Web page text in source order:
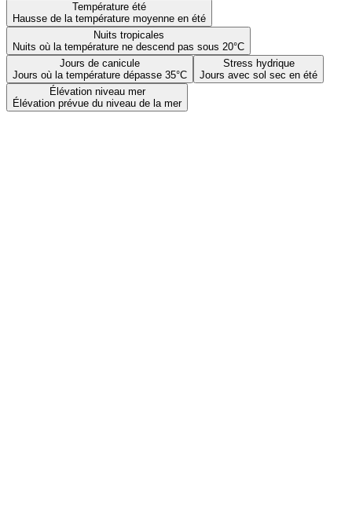
Température été
Hausse de la température moyenne en été
Nuits tropicales
Nuits où la température ne descend pas sous 20°C
Jours de canicule
Jours où la température dépasse 35°C
Stress hydrique
Jours avec sol sec en été
Élévation niveau mer
Élévation prévue du niveau de la mer